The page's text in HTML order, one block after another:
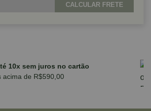
CALCULAR FRETE
até 10x sem juros no cartão
acima de R$590,00